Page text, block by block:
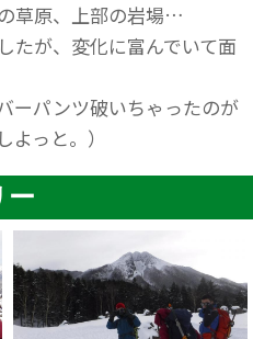
草原、上部の岩場…
たが、変化に富んでいて面
ーパンツ破いちゃったのが
っと。）
ー